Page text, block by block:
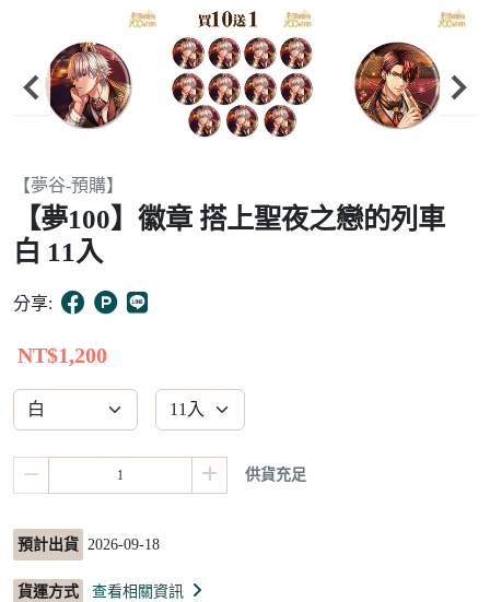
Item
of
10
【夢谷-預購】
【夢100】徽章 搭上聖夜之戀的列車
白 11入
分享:
NT$1,200
供貨充足
預計出貨 2026-09-18
貨運方式 查看相關資訊